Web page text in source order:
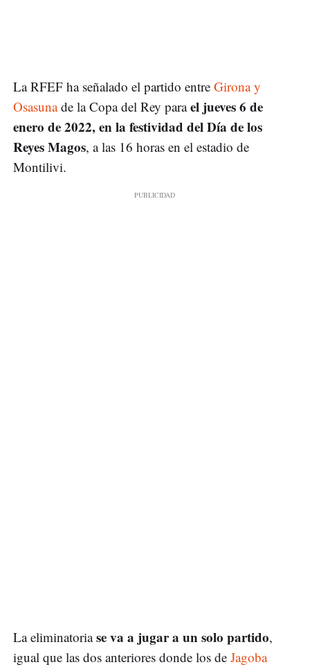
La RFEF ha señalado el partido entre Girona y
Osasunade la Copa del Rey parael jueves 6 de
enero de 2022, en la festividad del Día de los
Reyes Magos, a las 16 horas en el estadio de
Montilivi.
La eliminatoriase va a jugar a un solo partido,
igual que las dos anteriores donde los de Jagoba